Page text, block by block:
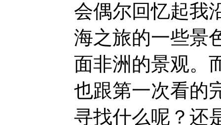
会偶尔回忆起我
海之旅的一些景
面非洲的景观。
也跟第一次看的
寻找什么呢？还